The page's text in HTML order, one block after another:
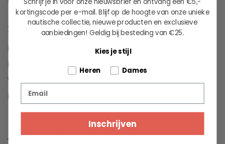
Specificaties
Merk
Holebrook
Materiaal
katoen/linnen
Voorraad
Kleur
Anderen bestelden ook
kortingscode per e-mail. Blijf op de hoogte van onze unieke
nautische collectie, nieuwe producten en exclusieve
aanbiedingen! Geldig bij besteding van €25.
Kies je stijl
Tell us about your pets
Heren Dames
Inschrijven